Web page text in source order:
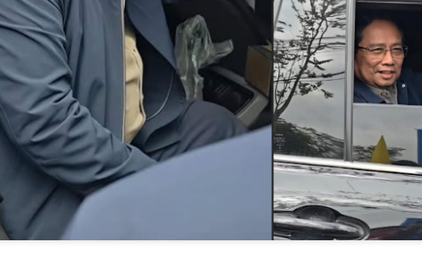
thông minh, không thiếu người chăm chỉ, cũng không thiếu người giàu có. Điều
sẵn sàng truyền cảm hứng, chia sẻ cơ hội, nâng đỡ nhau khi khó khăn và cùng
vững không được xây bằng những viên gạch mang tên tiền bạc, mà được xây
quan hệ được vun đắp qua năm tháng.
nhất. Họ luôn dành thời gian gặp gỡ, học hỏi và kết nối. Họ hiểu rằng giá trị của
thể thay đổi cả hướng đi của sự nghiệp. Một người bạn giỏi có thể giúp bạn tránh
có thể rút ngắn hành trình thành công. Một cộng đồng tích cực có thể nâng tầm
tài sản vô hình nhưng mang lại giá trị hữu hình vô cùng to lớn.
Hãy kết nối bằng sự chân thành, sự tôn trọng và tinh thần cùng phát triển. Khi